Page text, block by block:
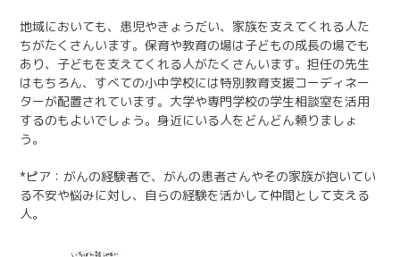
地域においても、患児やきょうだい、家族を支えてくれる人た
ちがたくさんいます。保育や教育の場は子どもの成長の場でも
あり、子どもを支えてくれる人がたくさんいます。担任の先生
はもちろん、すべての小中学校には特別教育支援コーディネー
ターが配置されています。大学や専門学校の学生相談室を活用
するのもよいでしょう。身近にいる人をどんどん頼りましょ
う。
*ピア：がんの経験者で、がんの患者さんやその家族が抱いてい
る不安や悩みに対し、自らの経験を活かして仲間として支える
人。